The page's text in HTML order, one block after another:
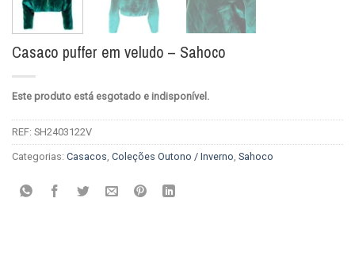
Casaco puffer em veludo – Sahoco
Este produto está esgotado e indisponível.
REF: SH2403122V
Categorias: Casacos, Coleções Outono / Inverno, Sahoco